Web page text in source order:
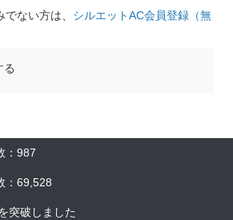
ない方は、 シルエットAC会員登録（無
る
：987
：69,528
突破しました